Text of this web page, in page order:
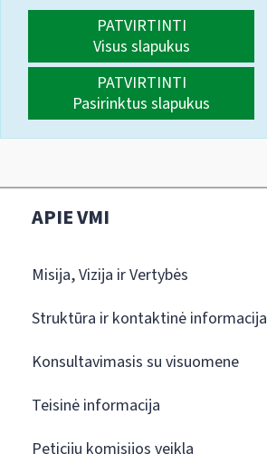
PATVIRTINTI
Visus slapukus
PATVIRTINTI
Pasirinktus slapukus
APIE VMI
Misija, Vizija ir Vertybės
Struktūra ir kontaktinė informacija
Konsultavimasis su visuomene
Teisinė informacija
Peticijų komisijos veikla